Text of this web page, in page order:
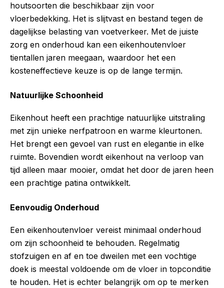
houtsoorten die beschikbaar zijn voor
vloerbedekking. Het is slijtvast en bestand tegen de
dagelijkse belasting van voetverkeer. Met de juiste
zorg en onderhoud kan een eikenhoutenvloer
tientallen jaren meegaan, waardoor het een
kosteneffectieve keuze is op de lange termijn.
Natuurlijke Schoonheid
Eikenhout heeft een prachtige natuurlijke uitstraling
met zijn unieke nerfpatroon en warme kleurtonen.
Het brengt een gevoel van rust en elegantie in elke
ruimte. Bovendien wordt eikenhout na verloop van
tijd alleen maar mooier, omdat het door de jaren heen
een prachtige patina ontwikkelt.
Eenvoudig Onderhoud
Een eikenhoutenvloer vereist minimaal onderhoud
om zijn schoonheid te behouden. Regelmatig
stofzuigen en af en toe dweilen met een vochtige
doek is meestal voldoende om de vloer in topconditie
te houden. Het is echter belangrijk om op te merken